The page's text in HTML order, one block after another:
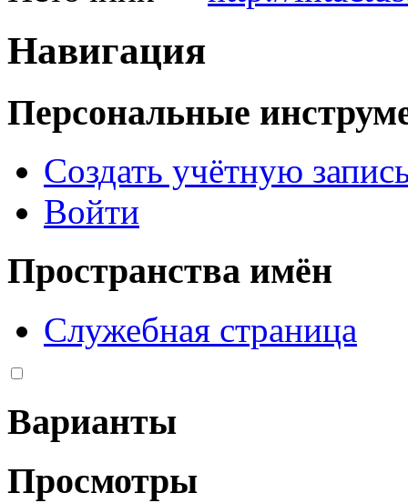
Навигация
Персональные
Создать учётную
Войти
Пространства имён
Служебная страница
Варианты
Просмотры